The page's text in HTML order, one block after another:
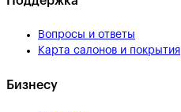
Вопросы и ответы
Карта салонов и покрытия
Бизнесу